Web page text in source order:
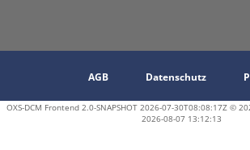
AGB Datenschutz
OXS-DCM Frontend 2.0-SNAPSHOT 2026-07-30T08:08:17Z ©
2026-08-07 13:12:13